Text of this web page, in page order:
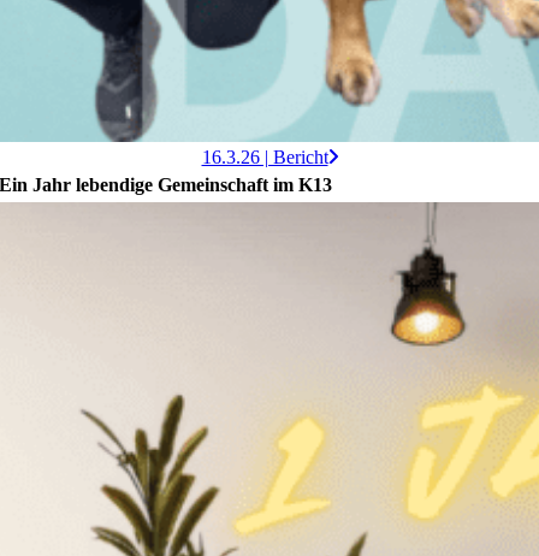
16.3.26 | Bericht
Ein Jahr lebendige Gemeinschaft im K13